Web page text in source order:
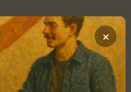
Arte ×